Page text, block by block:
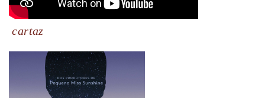
cartaz